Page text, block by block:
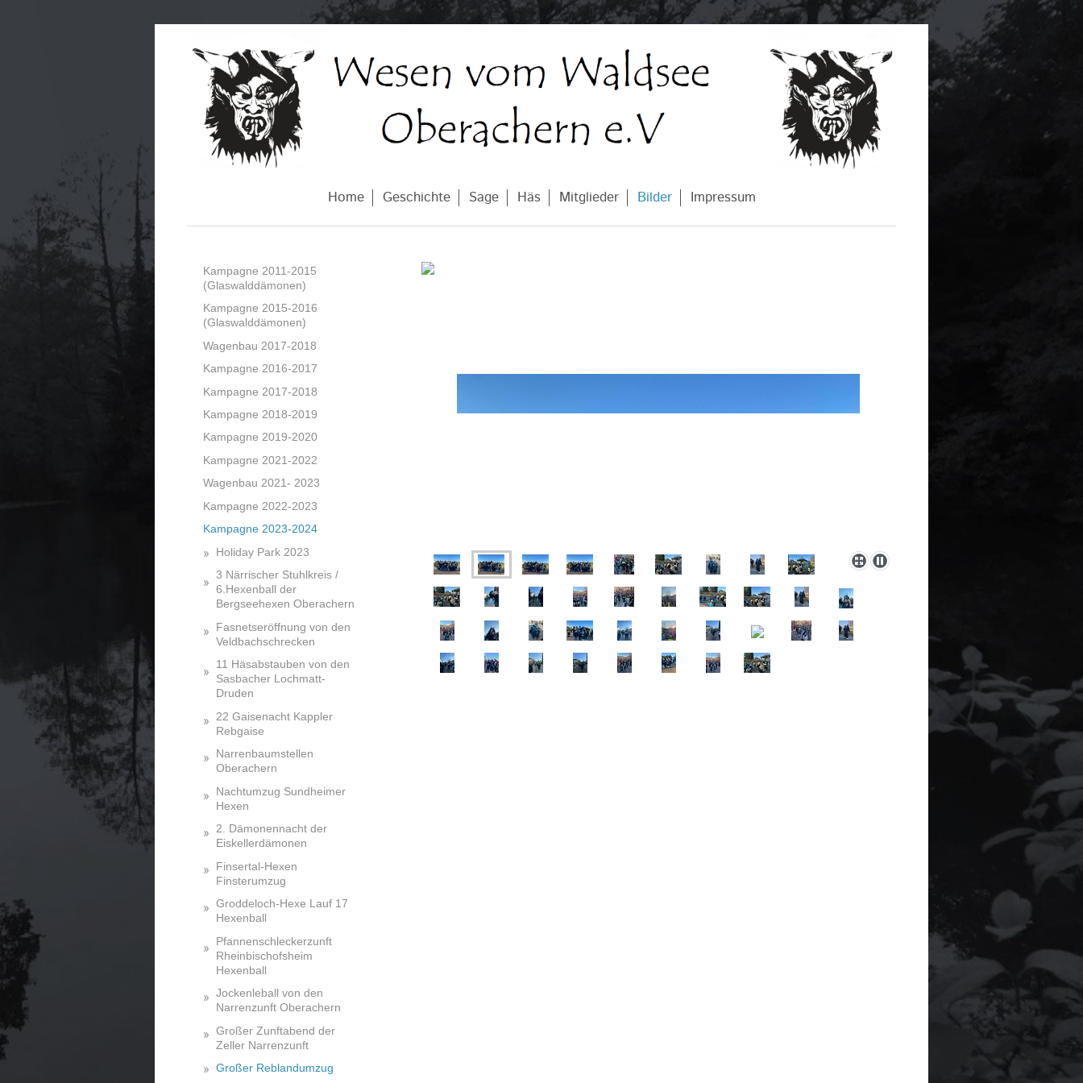
Home Geschichte Sage Häs Mitglieder Bilder Impressum
Kampagne 2011-2015
(Glaswalddämonen)
Kampagne 2015-2016
(Glaswalddämonen)
Wagenbau 2017-2018
Kampagne 2016-2017
Kampagne 2017-2018
Kampagne 2018-2019
Kampagne 2019-2020
Kampagne 2021-2022
Wagenbau 2021- 2023
Kampagne 2022-2023
Kampagne 2023-2024
Holiday Park 2023
3 Närrischer Stuhlkreis /
6.Hexenball der
Bergseehexen Oberachern
Fasnetseröffnung von den
Veldbachschrecken
11 Häsabstauben von den
Sasbacher Lochmatt-
Druden
22 Gaisenacht Kappler
Rebgaise
Narrenbaumstellen
Oberachern
Nachtumzug Sundheimer
Hexen
2. Dämonennacht der
Eiskellerdämonen
Finsertal-Hexen
Finsterumzug
Groddeloch-Hexe Lauf 17
Hexenball
Pfannenschleckerzunft
Rheinbischofsheim
Hexenball
Jockenleball von den
Narrenzunft Oberachern
Großer Zunftabend der
Zeller Narrenzunft
Großer Reblandumzug